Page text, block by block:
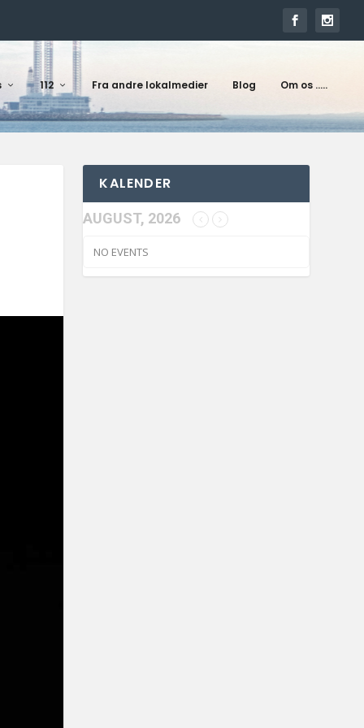
112 Fra andre lokalmedier Blog Om os …..
KALENDER
AUGUST, 2026
NO EVENTS